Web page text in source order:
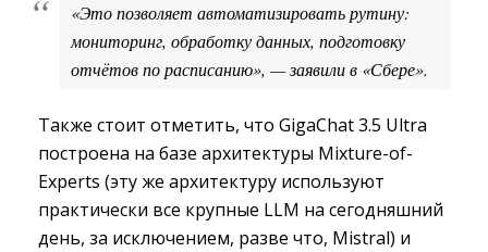
«Это позволяет автоматизировать рутину:
мониторинг, обработку данных, подготовку
отчётов по расписанию», — заявили в «Сбере».
Также стоит отметить, что GigaChat 3.5 Ultra
построена на базе архитектуры Mixture-of-
Experts (эту же архитектуру используют
практически все крупные LLM на сегодняшний
день, за исключением, разве что, Mistral) и